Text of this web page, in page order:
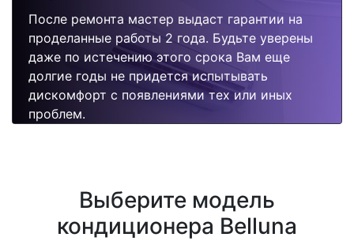
После ремонта мастер выдаст гарантии на
проделанные работы 2 года. Будьте уверены
даже по истечению этого срока Вам еще
долгие годы не придется испытывать
дискомфорт с появлениями тех или иных
проблем.
Выберите модель
кондиционера Belluna